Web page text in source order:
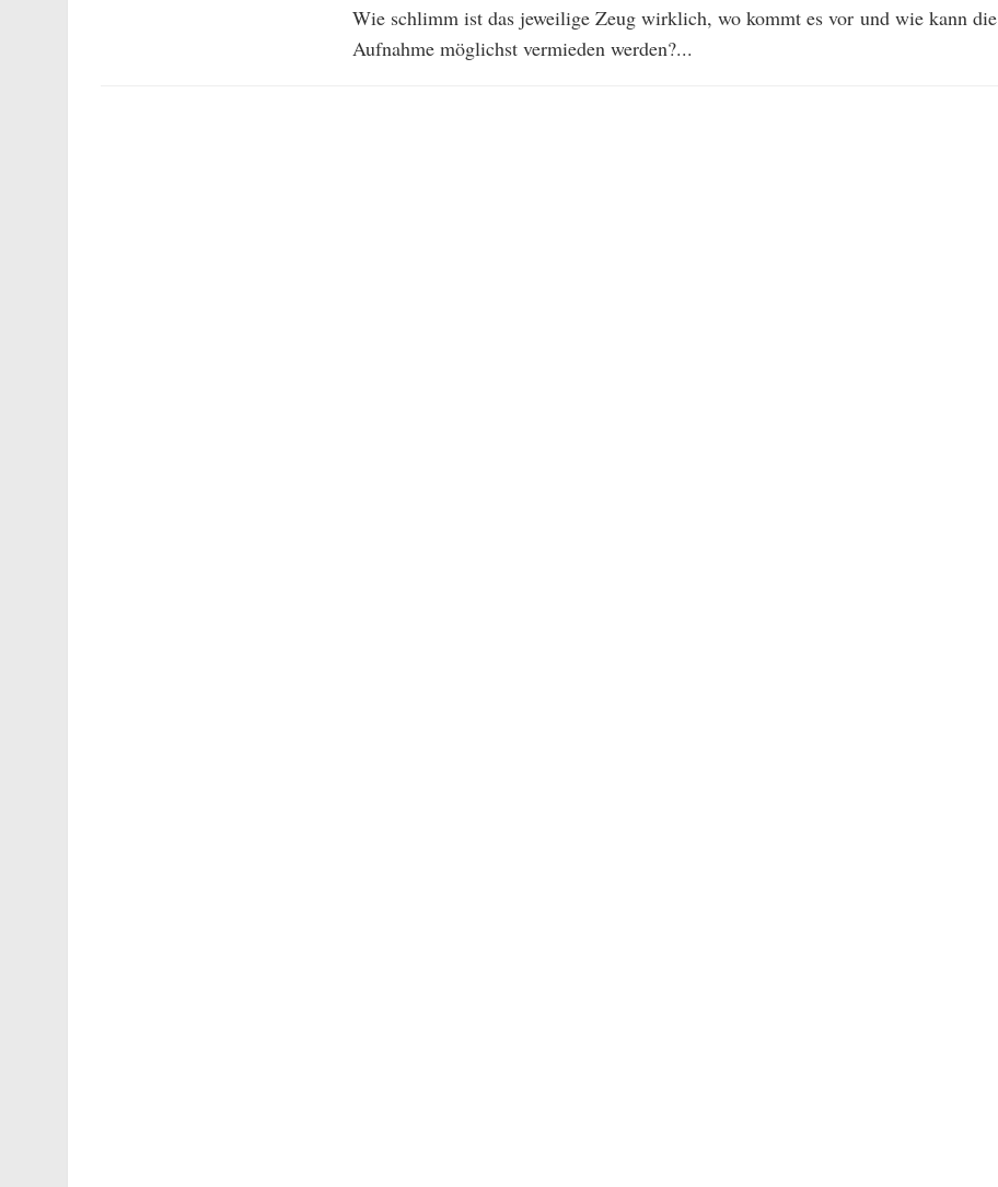
Wie schlimm ist das jeweilige Zeug wirklich, wo kommt es vor und wie kann die
Aufnahme möglichst vermieden werden?...